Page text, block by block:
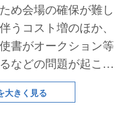
め会場の確保が難し
うコスト増のほか、
書がオークション等
などの問題が起こっ
会の運営に支障をき
るためと説明してい
大きく見る